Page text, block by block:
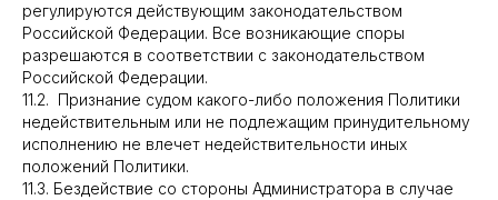
регулируются действующим законодательством
Российской Федерации. Все возникающие споры
разрешаются в соответствии с законодательством
Российской Федерации.
11.2. Признание судом какого-либо положения Политики
недействительным или не подлежащим принудительному
исполнению не влечет недействительности иных
положений Политики.
11.3. Бездействие со стороны Администратора в случае